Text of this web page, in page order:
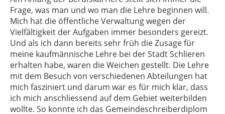
Frage, was man und wo man die Lehre beginnen will.
Mich hat die öffentliche Verwaltung wegen der
Vielfältigkeit der Aufgaben immer besonders gereizt.
Und als ich dann bereits sehr früh die Zusage für
meine kaufmännische Lehre bei der Stadt Schlieren
erhalten habe, waren die Weichen gestellt. Die Lehre
mit dem Besuch von verschiedenen Abteilungen hat
mich fasziniert und darum war es für mich klar, dass
ich mich anschliessend auf dem Gebiet weiterbilden
wollte. So konnte ich das Gemeindeschreiberdiplom